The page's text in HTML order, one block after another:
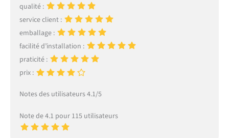
qualité :
service client :
emballage :
facilité d’installation :
praticité :
prix :
Notes des utilisateurs 4.1/5
Note de 4.1 pour 115 utilisateurs